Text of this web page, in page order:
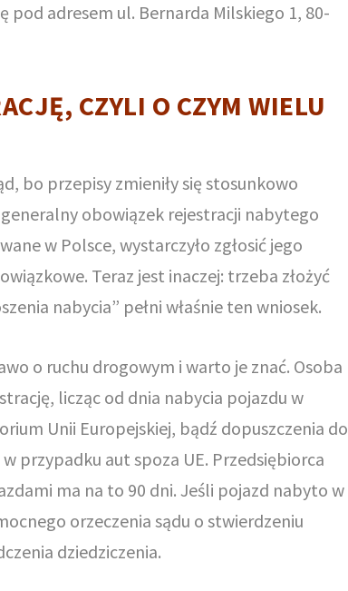
pod adresem ul. Bernarda Milskiego 1, 80-
CZYLI O CZYM WIELU
bo przepisy zmieniły się stosunkowo
obowiązek rejestracji nabytego
w Polsce, wystarczyło zgłosić jego
Teraz jest inaczej: trzeba złożyć
nabycia” pełni właśnie ten wniosek.
o ruchu drogowym i warto je znać. Osoba
licząc od dnia nabycia pojazdu w
Unii Europejskiej, bądź dopuszczenia do
przypadku aut spoza UE. Przedsiębiorca
ma na to 90 dni. Jeśli pojazd nabyto w
orzeczenia sądu o stwierdzeniu
dziedziczenia.